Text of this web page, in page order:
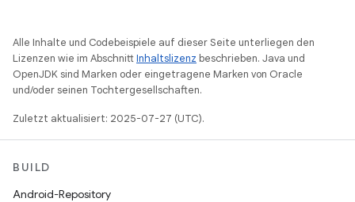
Alle Inhalte und Codebeispiele auf dieser Seite unterliegen den
Lizenzen wie im AbschnittInhaltslizenz beschrieben. Java und
OpenJDK sind Marken oder eingetragene Marken von Oracle
und/oder seinen Tochtergesellschaften.
Zuletzt aktualisiert: 2025-07-27 (UTC).
BUILD
Android-Repository